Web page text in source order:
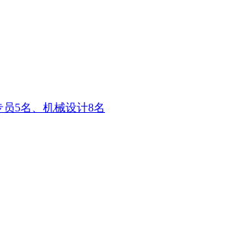
5名、机械设计8名